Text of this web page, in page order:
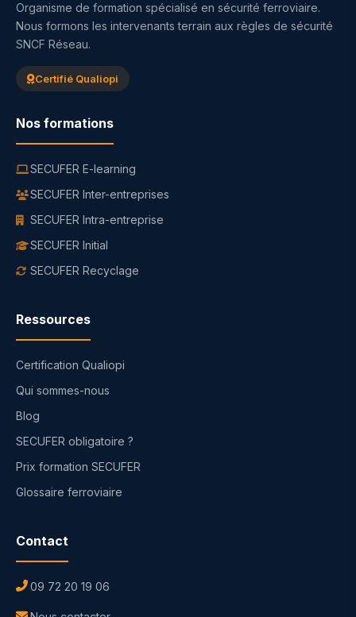
Organisme de formation spécialisé en sécurité ferroviaire.
Nous formons les intervenants terrain aux règles de sécurité
SNCF Réseau.
Certifié Qualiopi
Nos formations
SECUFER E-learning
SECUFER Inter-entreprises
SECUFER Intra-entreprise
SECUFER Initial
SECUFER Recyclage
Ressources
Certification Qualiopi
Qui sommes-nous
Blog
SECUFER obligatoire ?
Prix formation SECUFER
Glossaire ferroviaire
Contact
09 72 20 19 06